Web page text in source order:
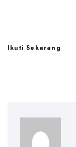
Ikuti Sekarang